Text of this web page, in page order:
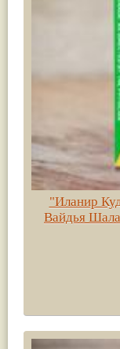
"Иланир
Вайдья